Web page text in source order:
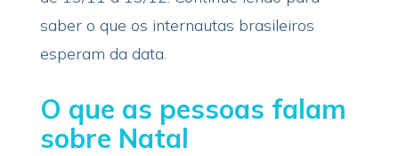
saber o que os internautas brasileiros
esperam da data.
O que as pessoas falam
sobre Natal